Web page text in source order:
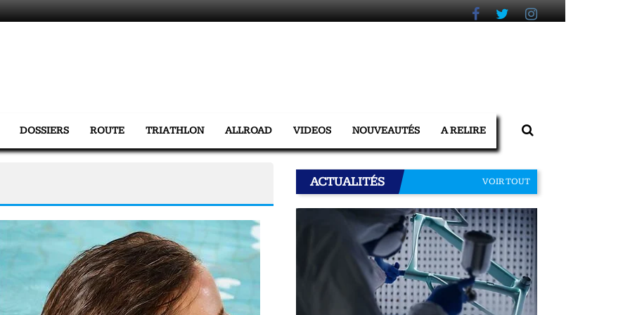
DOSSIERS ROUTE TRIATHLON ALLROAD VIDEOS NOUVEAUTÉS A RELIRE
ACTUALITÉS VOIR TOUT